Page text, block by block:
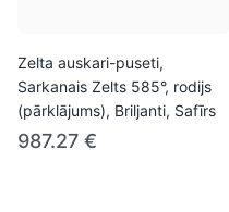
Zelta auskari-puseti,
Sarkanais Zelts 585°, rodijs
(pārklājums), Briljanti, Safīrs
987.27 €